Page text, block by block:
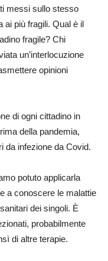
messi sullo stesso
ai più fragili. Qual è il
fragile? Chi
un’interlocuzione
opinioni
di ogni cittadino in
della pandemia,
da infezione da Covid.
potuto applicarla
a conoscere le malattie
dei singoli. È
probabilmente
di altre terapie.